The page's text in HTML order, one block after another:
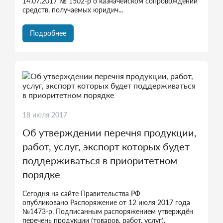
средств, получаемых юридич...
Подробнее
18 июля 2017
Об утверждении перечня продукции,
работ, услуг, экспорт которых будет
поддерживаться в приоритетном
порядке
Сегодня на сайте Правительства РФ
опубликовано Распоряжение от 12 июля 2017 года
№1473-р. Подписанным распоряжением утверждён
перечень продукции (товаров, работ, услуг),